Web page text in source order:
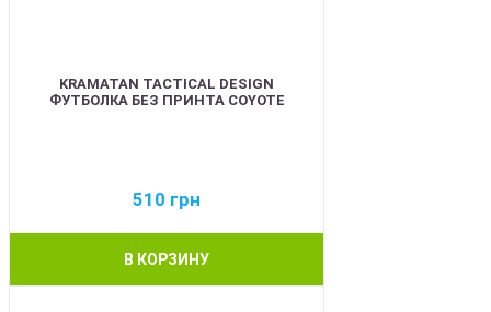
KRAMATAN TACTICAL DESIGN
ФУТБОЛКА БЕЗ ПРИНТА COYOTE
510 грн
В КОРЗИНУ